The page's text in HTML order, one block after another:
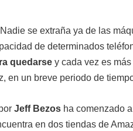
se extraña ya de las
de determinados
quedarse y cada vez es
en un breve periodo de
Jeff Bezos ha comenzado
en dos tiendas de